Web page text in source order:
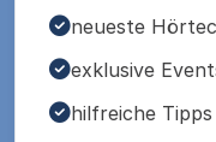
neueste
exklusive
hilfreiche Tipps